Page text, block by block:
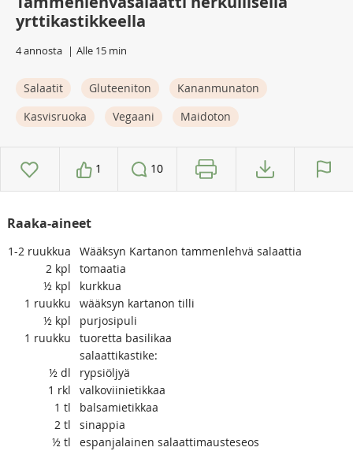
yrttikastikkeella
4 annosta Alle 15 min
Salaatit Gluteeniton
Kananmunaton
Kasvisruoka
Vegaani Maidoton
1 10
Raaka-aineet
1-2 ruukkua
Wääksyn Kartanon tammenlehvä salaattia
2 kpl
tomaatia
½ kpl
kurkkua
1 ruukku
wääksyn kartanon tilli
½ kpl
purjosipuli
1 ruukku
tuoretta basilikaa
salaattikastike:
½ dl
rypsiöljyä
1 rkl
valkoviinietikkaa
1 tl
balsamietikkaa
2 tl
sinappia
½ tl
espanjalainen salaattimausteseos